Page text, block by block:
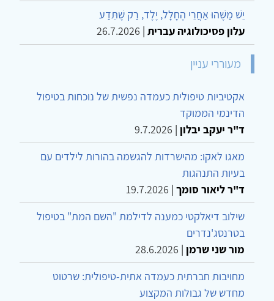
יֵשׁ מַשֶּׁהוּ אַחֲרֵי הֶחָלָל, יֶלֶד, רַק שֶׁתֵּדַע
עלון פסיכולוגיה עברית |
26.7.2026
מעוררי עניין
אקטיביות טיפולית כעמדה נפשית של נוכחות בטיפול
הדינמי הממוקד
ד"ר יעקב יבלון |
9.7.2026
מאגו לאקו: מהישרדות להגשמה בהורות לילדים עם
בעיות התנהגות
ד"ר ליאור סומך |
19.7.2026
שילוב דיאלקטי כמענה לדילמת "השם המת" בטיפול
בטרנסג'נדרים
מור שני שרמן |
28.6.2026
מחויבות חברתית כעמדה אתית-טיפולית: שרטוט
מחדש של גבולות המקצוע